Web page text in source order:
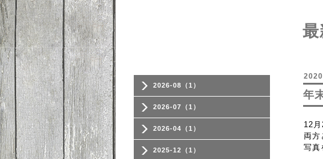
2026-08（1）
2026-07（1）
2026-04（1）
2025-12（1）
最
年
12
両方
写真